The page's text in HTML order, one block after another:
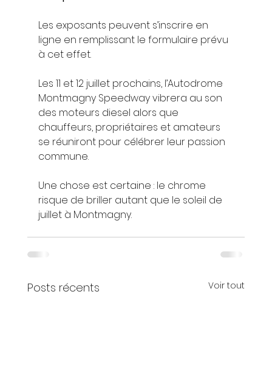
Les exposants peuvent s’inscrire en
ligne en remplissant le formulaire prévu
à cet effet.
Les 11 et 12 juillet prochains, l’Autodrome
Montmagny Speedway vibrera au son
des moteurs diesel alors que
chauffeurs, propriétaires et amateurs
se réuniront pour célébrer leur passion
commune.
Une chose est certaine : le chrome
risque de briller autant que le soleil de
juillet à Montmagny.
Posts récents Voir tout